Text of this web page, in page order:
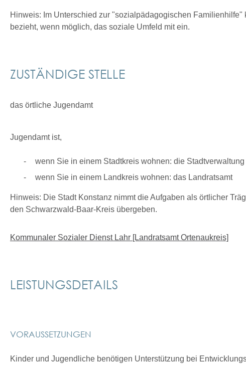
Hinweis: Im Unterschied zur "sozialpädagogischen
bezieht, wenn möglich, das soziale Umfeld mit ein.
ZUSTÄNDIGE STELLE
das örtliche Jugendamt
Jugendamt ist,
wenn Sie in einem Stadtkreis wohnen: die Stadtverwaltung
wenn Sie in einem Landkreis wohnen: das Landratsamt
Hinweis: Die Stadt Konstanz nimmt die Aufgaben als örtlicher
den Schwarzwald-Baar-Kreis übergeben.
Kommunaler Sozialer Dienst Lahr [Landratsamt Ortenaukreis]
LEISTUNGSDETAILS
VORAUSSETZUNGEN
Kinder und Jugendliche benötigen Unterstützung bei